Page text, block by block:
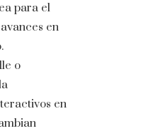
para el
en
o
en